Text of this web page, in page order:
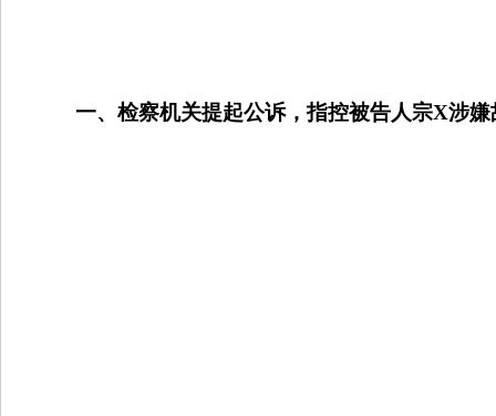
一、检察机关提起公诉，指控被告人宗X涉嫌